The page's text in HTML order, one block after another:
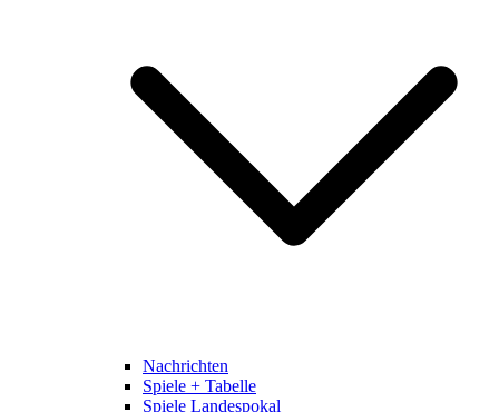
Nachrichten
Spiele + Tabelle
Spiele Landespokal